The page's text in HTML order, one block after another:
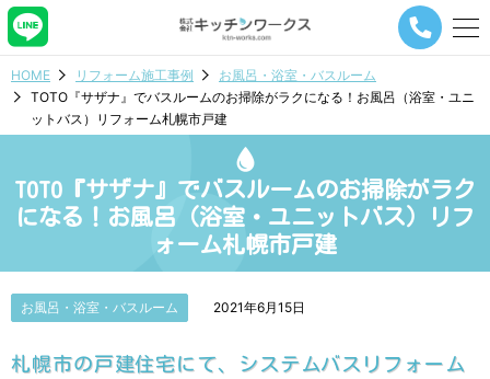
メ
ー
ビ
シ
ョ
タ
HOME リフォーム施工事例
お風呂・浴室・バスルーム
TOTO『サザナ』でバスルームのお掃除がラクになる！お風呂（浴室・ユニ
ットバス）リフォーム札幌市戸建
TOTO『サザナ』でバスルームのお掃除がラク
になる！お風呂（浴室・ユニットバス）リフ
ォーム札幌市戸建
お風呂・浴室・バスルーム 2021年6月15日
札幌市の戸建住宅にて、システムバスリフォーム